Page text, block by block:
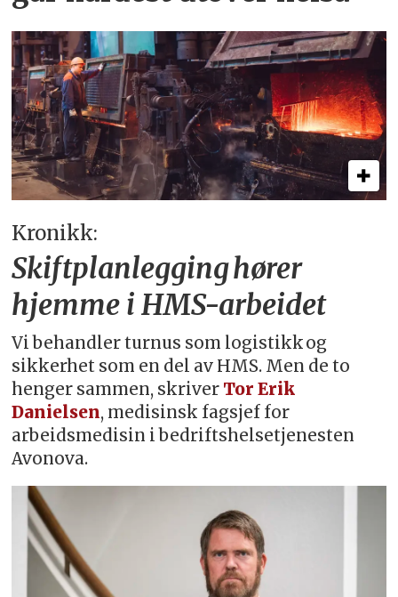
Kronikk:
Skiftplanlegging hører
hjemme i HMS-arbeidet
Vi behandler turnus som logistikk og
sikkerhet som en del av HMS. Men de to
henger sammen, skriver Tor Erik
Danielsen, medisinsk fagsjef for
arbeidsmedisin i bedriftshelsetjenesten
Avonova.